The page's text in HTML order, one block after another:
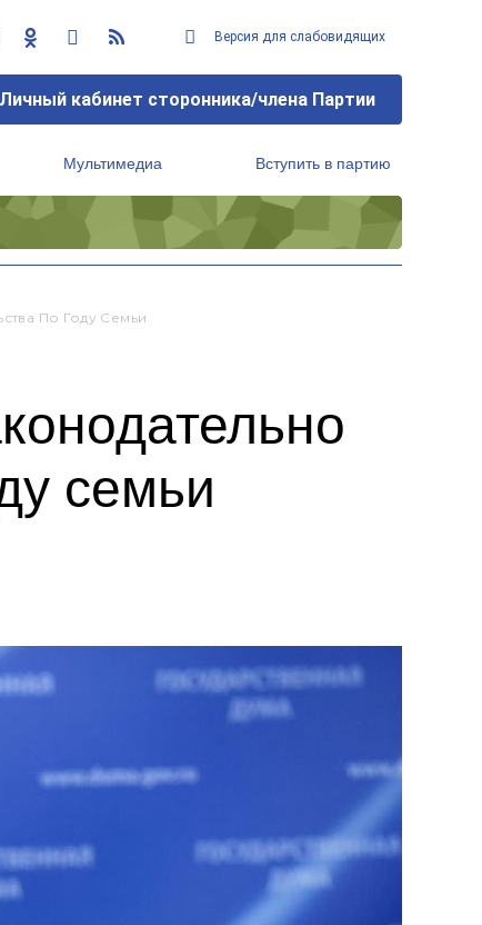
Версия для слабовидящих
Личный кабинет сторонника/члена Партии
Мультимедиа Вступить в партию
По Году Семьи
семьи